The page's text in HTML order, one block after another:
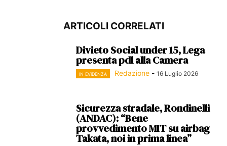
ARTICOLI CORRELATI
Divieto Social under 15, Lega
presenta pdl alla Camera
IN EVIDENZA Redazione - 16 Luglio 2026
Sicurezza stradale, Rondinelli
(ANDAC): “Bene
provvedimento MIT su airbag
Takata, noi in prima linea”